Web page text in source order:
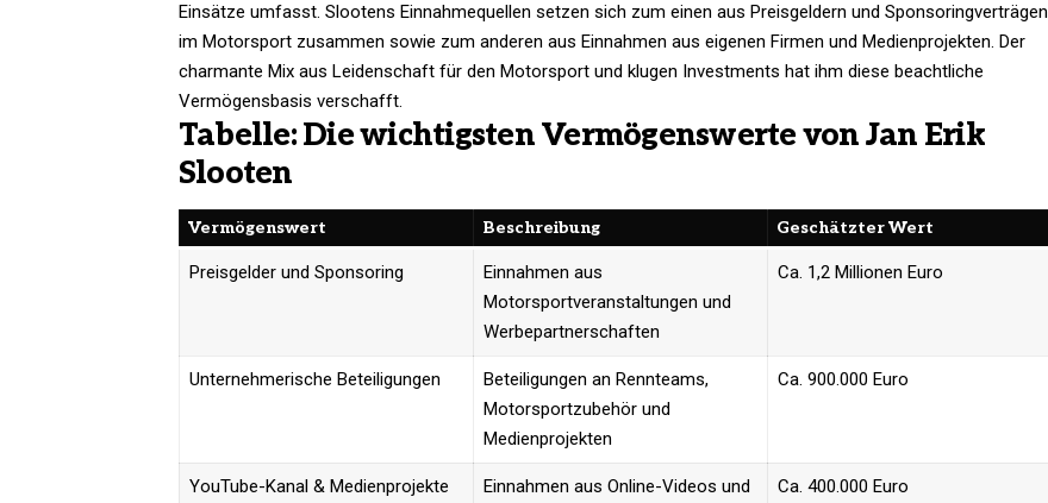
Einsätze umfasst. Slootens Einnahmequellen setzen sich zum einen aus Preisgeldern und Sponsoringverträgen
im Motorsport zusammen sowie zum anderen aus Einnahmen aus eigenen Firmen und Medienprojekten. Der
charmante Mix aus Leidenschaft für den Motorsport und klugen Investments hat ihm diese beachtliche
Vermögensbasis verschafft.
Tabelle: Die wichtigsten Vermögenswerte von Jan Erik
Slooten
Vermögenswert Beschreibung Geschätzter Wert
Preisgelder und Sponsoring
Einnahmen aus
Motorsportveranstaltungen und
Werbepartnerschaften
Ca. 1,2 Millionen Euro
Unternehmerische Beteiligungen
Beteiligungen an Rennteams,
Motorsportzubehör und
Medienprojekten
Ca. 900.000 Euro
YouTube-Kanal & Medienprojekte
Einnahmen aus Online-Videos und
Ca. 400.000 Euro